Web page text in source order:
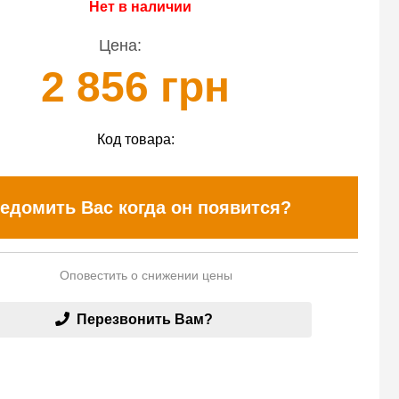
Нет в наличии
Цена:
2 856 грн
Код товара:
Вас когда он появится?
Оповестить о снижении цены
Перезвонить Вам?